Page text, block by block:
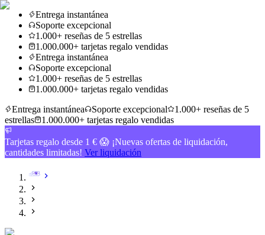
Entrega instantánea
Soporte excepcional
1.000+ reseñas de 5 estrellas
1.000.000+ tarjetas regalo vendidas
Entrega instantánea
Soporte excepcional
1.000+ reseñas de 5 estrellas
1.000.000+ tarjetas regalo vendidas
Entrega instantánea
Soporte excepcional
1.000+ reseñas de 5
estrellas
1.000.000+ tarjetas regalo vendidas
Tarjetas regalo desde 1 € 😱 ¡Nuevas ofertas de liquidación,
cantidades limitadas! Ver liquidación